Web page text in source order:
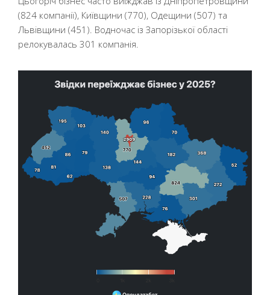
(824 компанії), Київщини (770), Одещини (507) та
Львівщини (451). Водночас із Запорізької області
релокувалась 301 компанія.